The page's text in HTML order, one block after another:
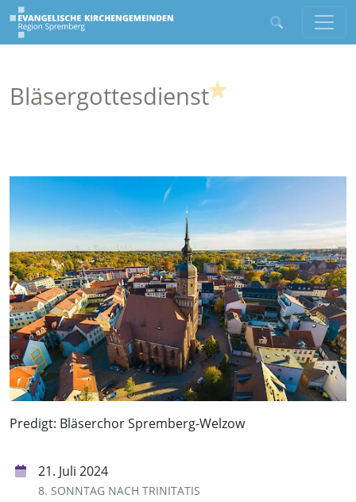
Bläsergottesdienst
Predigt: Bläserchor Spremberg-Welzow
21. Juli 2024
8. SONNTAG NACH TRINITATIS